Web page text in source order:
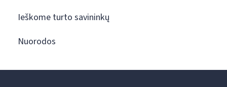
Ieškome turto savininkų
Nuorodos